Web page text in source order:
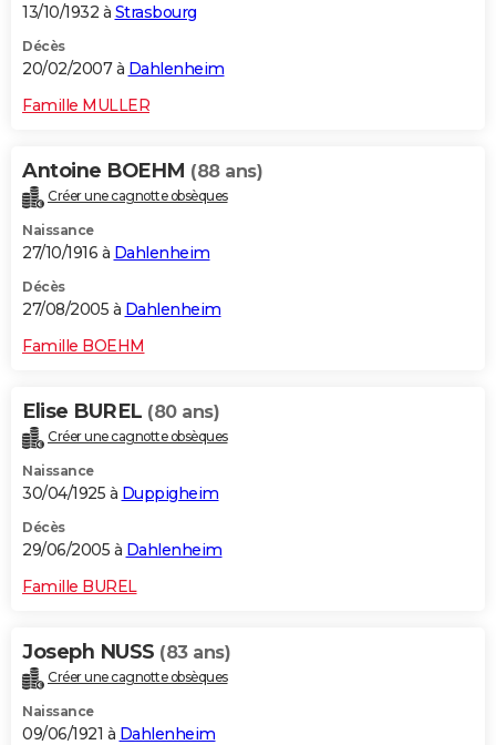
13/10/1932 à Strasbourg
Décès
20/02/2007 à Dahlenheim
Famille MULLER
Antoine BOEHM (88 ans)
Créer une cagnotte obsèques
Naissance
27/10/1916 à Dahlenheim
Décès
27/08/2005 à Dahlenheim
Famille BOEHM
Elise BUREL (80 ans)
Créer une cagnotte obsèques
Naissance
30/04/1925 à Duppigheim
Décès
29/06/2005 à Dahlenheim
Famille BUREL
Joseph NUSS (83 ans)
Créer une cagnotte obsèques
Naissance
09/06/1921 à Dahlenheim